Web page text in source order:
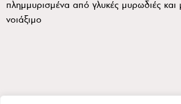
πλημμυρισμένα από γλυκές μυρωδιές και
νοιάξιμο